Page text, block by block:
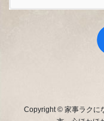
Copyright © 家事ラクに